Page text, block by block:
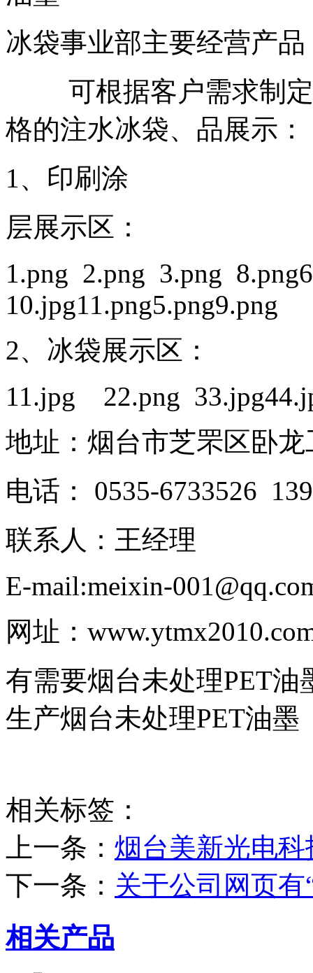
冰袋事业部主要经营产品
可根据客户需求制定
格的注水冰袋、品展示：
1、印刷涂
层展示区：
1.png 2.png 3.png
10.jpg11.png5.png9.png
2、冰袋展示区：
11.jpg 22.png
地址：烟台市芝罘区卧
电话： 0535-6733526
联系人：王经理
E-mail:meixin-
网址：
有需要烟台未处理PET
生产烟台未处理PET油墨
相关标签：
上一条： 烟台美新光电
下一条： 关于公司网页
相关产品